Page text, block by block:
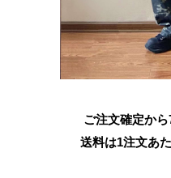
ご注文確定か
送料は1注文あ